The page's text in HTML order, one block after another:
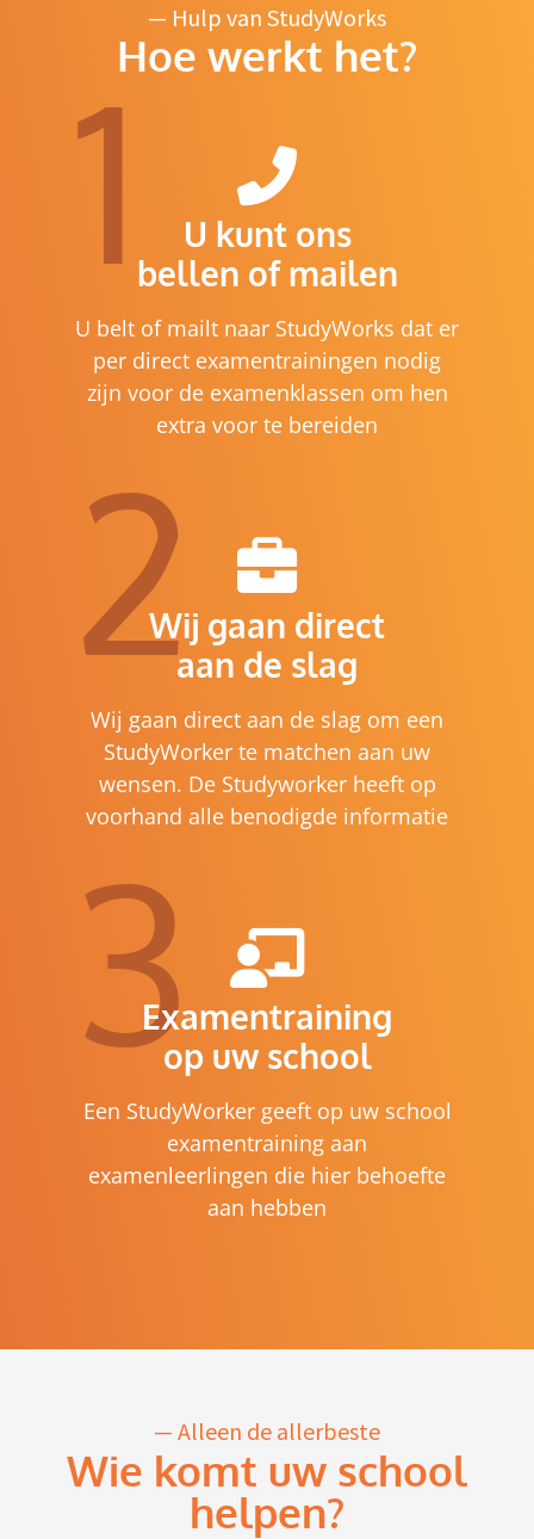
— Hulp van StudyWorks
Hoe werkt het?
U kunt ons
bellen of mailen
U belt of mailt naar StudyWorks dat er
per direct examentrainingen nodig
zijn voor de examenklassen om hen
extra voor te bereiden
1
Wij gaan direct
aan de slag
Wij gaan direct aan de slag om een
StudyWorker te matchen aan uw
wensen. De Studyworker heeft op
voorhand alle benodigde informatie
2
Examentraining
op uw school
Een StudyWorker geeft op uw school
examentraining aan
examenleerlingen die hier behoefte
aan hebben
3
— Alleen de allerbeste
Wie komt uw school
helpen?